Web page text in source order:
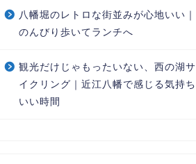
八幡堀のレトロな街並みが心地いい｜
のんびり歩いてランチへ
観光だけじゃもったいない、西の湖サ
イクリング｜近江八幡で感じる気持ち
いい時間